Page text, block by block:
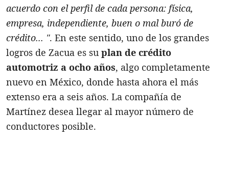
acuerdo con el perfil de cada persona: física,
empresa, independiente, buen o mal buró de
crédito... ". En este sentido, uno de los grandes
logros de Zacua es su plan de crédito
automotriz a ocho años, algo completamente
nuevo en México, donde hasta ahora el más
extenso era a seis años. La compañía de
Martínez desea llegar al mayor número de
conductores posible.